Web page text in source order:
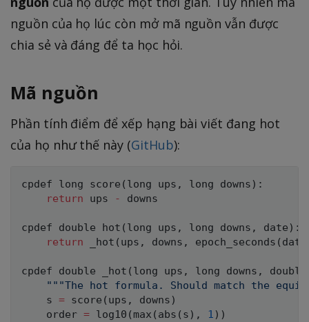
nguồn của họ lúc còn mở mã nguồn vẫn được
chia sẻ và đáng để ta học hỏi.
Mã nguồn
Phần tính điểm để xếp hạng bài viết đang hot
của họ như thế này (GitHub):
cpdef long score ( long ups , long downs ) :
return ups - downs
cpdef double hot ( long ups , long downs , date ) :
return _hot ( ups , downs , epoch_seconds ( date
cpdef double _hot ( long ups , long downs ,
"""The hot formula. Should match the
    s
= score ( ups , downs )
    order
= log10 ( max ( abs ( s ) , 1 ) )